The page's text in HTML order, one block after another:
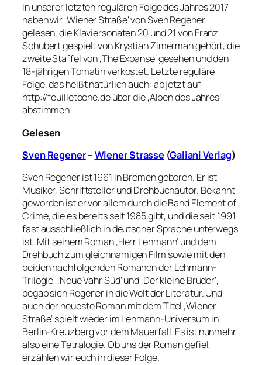
In unserer letzten regulären Folge des Jahres 2017
haben wir ‚Wiener Straße‘ von Sven Regener
gelesen, die Klaviersonaten 20 und 21 von Franz
Schubert gespielt von Krystian Zimerman gehört, die
zweite Staffel von ‚The Expanse‘ gesehen und den
18-jährigen Tomatin verkostet. Letzte reguläre
Folge, das heißt natürlich auch: ab jetzt auf
http://feuilletoene.de über die ‚Alben des Jahres‘
abstimmen!
Gelesen
Sven Regener–Wiener Strasse (Galiani Verlag)
Sven Regener ist 1961 in Bremen geboren. Er ist
Musiker, Schriftsteller und Drehbuchautor. Bekannt
geworden ist er vor allem durch die Band Element of
Crime, die es bereits seit 1985 gibt, und die seit 1991
fast ausschließlich in deutscher Sprache unterwegs
ist. Mit seinem Roman ‚Herr Lehmann‘ und dem
Drehbuch zum gleichnamigen Film sowie mit den
beiden nachfolgenden Romanen der Lehmann-
Trilogie, ‚Neue Vahr Süd‘ und ‚Der kleine Bruder‘,
begab sich Regener in die Welt der Literatur. Und
auch der neueste Roman mit dem Titel ‚Wiener
Straße‘ spielt wieder im Lehmann-Universum in
Berlin-Kreuzberg vor dem Mauerfall. Es ist nunmehr
also eine Tetralogie. Ob uns der Roman gefiel,
erzählen wir euch in dieser Folge.